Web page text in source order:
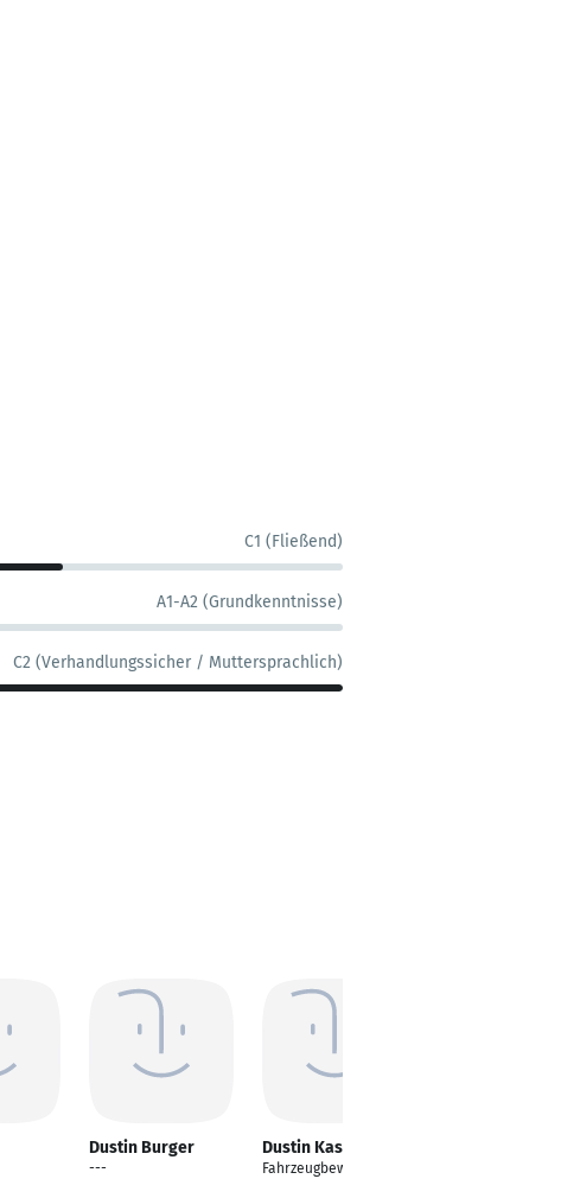
C1 (Fließend)
A1-A2 (Grundkenntnisse)
C2 (Verhandlungssicher / Muttersprachlich)
Dustin Burger
---
Dustin Kastner
Fahrzeugbewerter,